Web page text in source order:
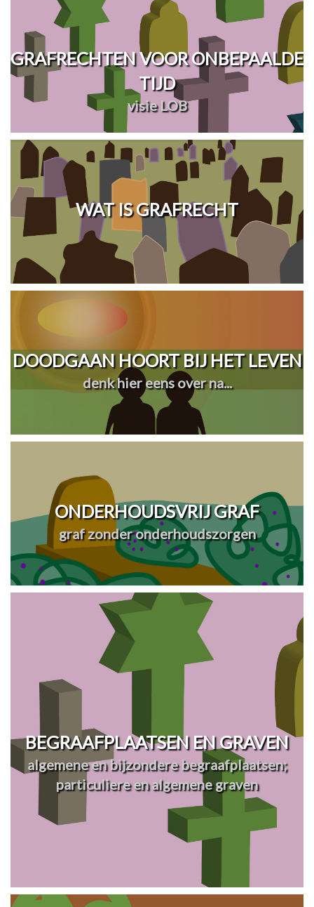
GRAFRECHTEN VOOR ONBEPAALDE
TIJD
visie LOB
WAT IS GRAFRECHT
DOODGAAN HOORT BIJ HET LEVEN
denk hier eens over na...
ONDERHOUDSVRIJ GRAF
graf zonder onderhoudszorgen
BEGRAAFPLAATSEN EN GRAVEN
algemene en bijzondere begraafplaatsen;
particuliere en algemene graven